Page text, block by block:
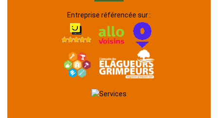
Entreprise référencée sur :